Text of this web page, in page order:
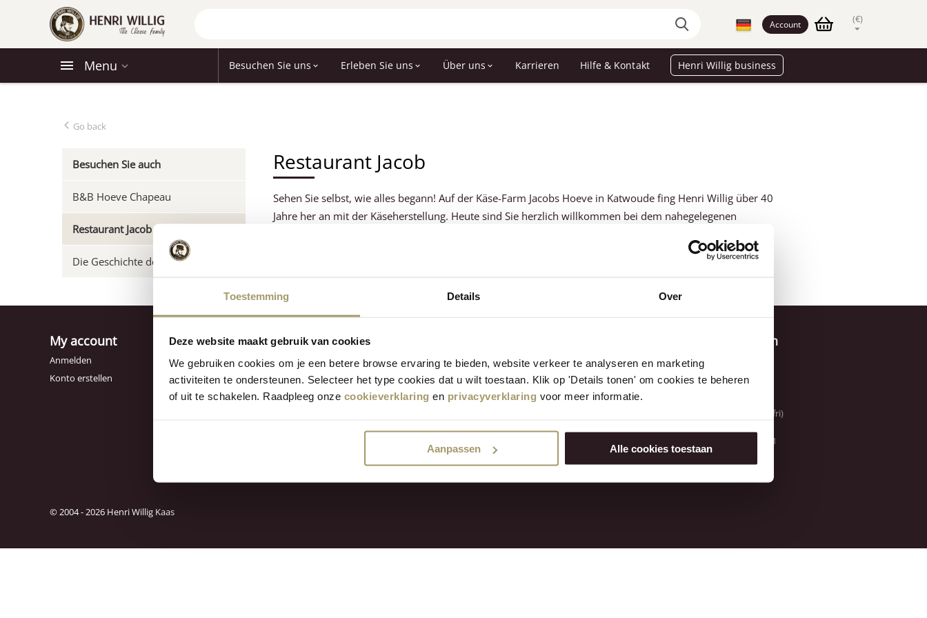
Toestemming Details Over
Deze website maakt gebruik van cookies
We gebruiken cookies om je een betere browse ervaring te bieden, website verkeer te analyseren en marketing
activiteiten te ondersteunen. Selecteer het type cookies dat u wilt toestaan. Klik op 'Details tonen' om cookies te beheren
of uit te schakelen. Raadpleeg onze cookieverklaring en privacyverklaring voor meer informatie.
Aanpassen Alle cookies toestaan
Account (€)
Menu Besuchen Sie uns Erleben Sie uns Über uns Karrieren Hilfe & Kontakt Henri Willig business
Go back
Besuchen Sie auch
B&B Hoeve Chapeau
Restaurant Jacob
Die Geschichte des Edamer Käse
Restaurant Jacob
Sehen Sie selbst, wie alles begann! Auf der Käse-Farm Jacobs Hoeve in Katwoude fing Henri Willig über 40
Jahre her an mit der Käseherstellung. Heute sind Sie herzlich willkommen bei dem nahegelegenen
My account
Anmelden
Konto erstellen
Kundenservice
Contact
Oft gestellte Fragen
Versand- und Zahlungsarten
Widerrufsrecht
Blog
Bewertungen
Rezepturen
Influencers
Geschmackstest
Kontaktangaben
Hoogedijk 8
1145 PM Katwoude
Netherlands
9:00 - 17:00 CET (mon-fri)
BTW: NL006196238B01
© 2004 - 2026 Henri Willig Kaas